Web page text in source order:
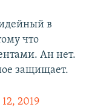
в
что
Ан нет.
защищает.
2019